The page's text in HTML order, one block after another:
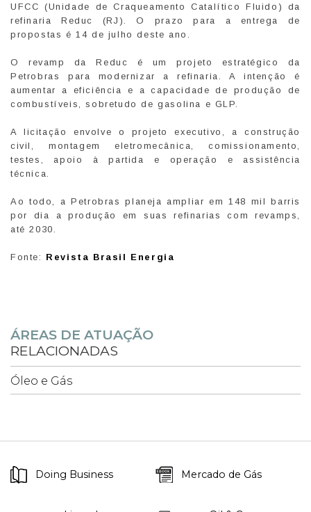
UFCC (Unidade de Craqueamento Catalítico Fluido) da
refinaria Reduc (RJ). O prazo para a entrega de
propostas é 14 de julho deste ano.
O revamp da Reduc é um projeto estratégico da
Petrobras para modernizar a refinaria. A intenção é
aumentar a eficiência e a capacidade de produção de
combustíveis, sobretudo de gasolina e GLP.
A licitação envolve o projeto executivo, a construção
civil, montagem eletromecânica, comissionamento,
testes, apoio à partida e operação e assistência
técnica.
Ao todo, a Petrobras planeja ampliar em 148 mil barris
por dia a produção em suas refinarias com revamps,
até 2030.
Fonte: Revista Brasil Energia
ÁREAS DE ATUAÇÃO
RELACIONADAS
Óleo e Gás
Doing Business Mercado de Gás